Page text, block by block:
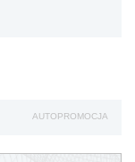
AUTOPROMOCJA